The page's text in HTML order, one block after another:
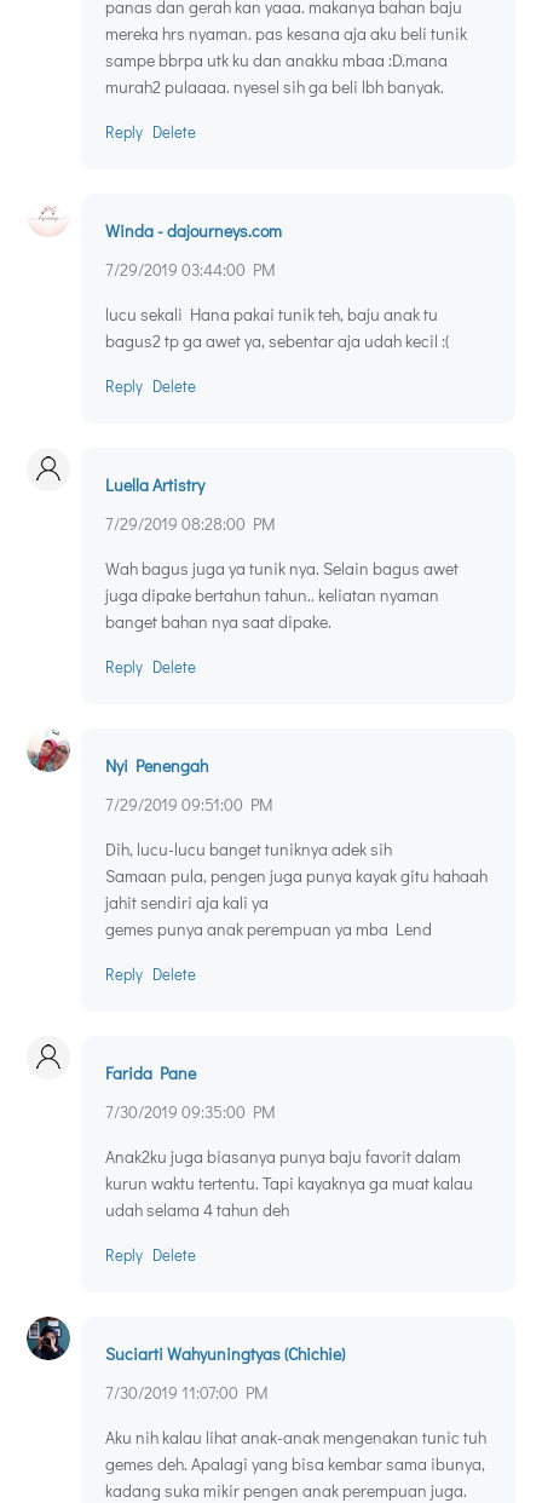
panas dan gerah kan yaaa. makanya bahan baju
mereka hrs nyaman. pas kesana aja aku beli tunik
sampe bbrpa utk ku dan anakku mbaa :D.mana
murah2 pulaaaa. nyesel sih ga beli lbh banyak.
Reply Delete
Winda - dajourneys.com
7/29/2019 03:44:00 PM
lucu sekali Hana pakai tunik teh, baju anak tu
bagus2 tp ga awet ya, sebentar aja udah kecil :(
Reply Delete
Luella Artistry
7/29/2019 08:28:00 PM
Wah bagus juga ya tunik nya. Selain bagus awet
juga dipake bertahun tahun.. keliatan nyaman
banget bahan nya saat dipake.
Reply Delete
Nyi Penengah
7/29/2019 09:51:00 PM
Dih, lucu-lucu banget tuniknya adek sih
Samaan pula, pengen juga punya kayak gitu hahaah
jahit sendiri aja kali ya
gemes punya anak perempuan ya mba Lend
Reply Delete
Farida Pane
7/30/2019 09:35:00 PM
Anak2ku juga biasanya punya baju favorit dalam
kurun waktu tertentu. Tapi kayaknya ga muat kalau
udah selama 4 tahun deh
Reply Delete
Suciarti Wahyuningtyas (Chichie)
7/30/2019 11:07:00 PM
Aku nih kalau lihat anak-anak mengenakan tunic tuh
gemes deh. Apalagi yang bisa kembar sama ibunya,
kadang suka mikir pengen anak perempuan juga.